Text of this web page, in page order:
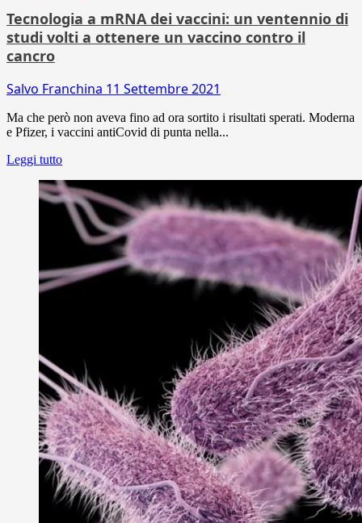
Tecnologia a mRNA dei vaccini: un ventennio di
studi volti a ottenere un vaccino contro il
cancro
Salvo Franchina 11 Settembre 2021
Ma che però non aveva fino ad ora sortito i risultati sperati. Moderna
e Pfizer, i vaccini antiCovid di punta nella...
Leggi tutto